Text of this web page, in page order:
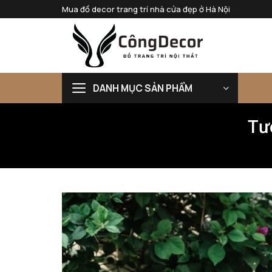
Mua đồ decor trang trí nhà cửa đẹp ở Hà Nội
DANH MỤC SẢN PHẨM